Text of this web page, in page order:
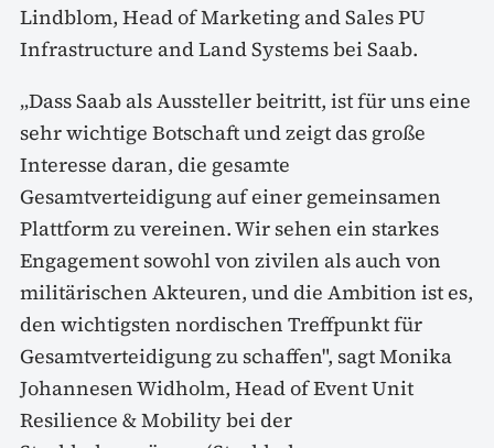
Lindblom, Head of Marketing and Sales PU
Infrastructure and Land Systems bei Saab.
„Dass Saab als Aussteller beitritt, ist für uns eine
sehr wichtige Botschaft und zeigt das große
Interesse daran, die gesamte
Gesamtverteidigung auf einer gemeinsamen
Plattform zu vereinen. Wir sehen ein starkes
Engagement sowohl von zivilen als auch von
militärischen Akteuren, und die Ambition ist es,
den wichtigsten nordischen Treffpunkt für
Gesamtverteidigung zu schaffen", sagt Monika
Johannesen Widholm, Head of Event Unit
Resilience & Mobility bei der